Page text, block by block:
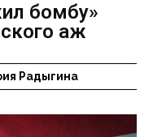
бомбу»
аж
Радыгина